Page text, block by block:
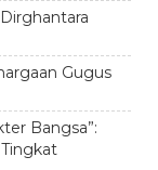
Gugus
Bangsa”: